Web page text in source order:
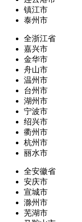
镇江市
泰州市
全浙江省
嘉兴市
金华市
舟山市
温州市
台州市
湖州市
宁波市
绍兴市
衢州市
杭州市
丽水市
全安徽省
安庆市
宣城市
滁州市
芜湖市